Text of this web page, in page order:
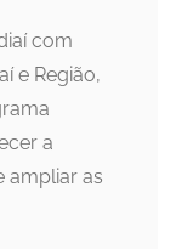
com
e Região,
a
ampliar as